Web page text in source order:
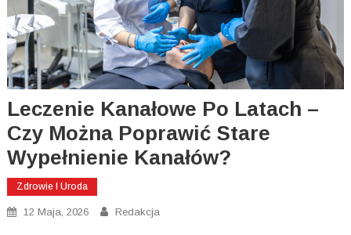
Leczenie Kanałowe Po Latach –
Czy Można Poprawić Stare
Wypełnienie Kanałów?
Zdrowie I Uroda
12 Maja, 2026 Redakcja